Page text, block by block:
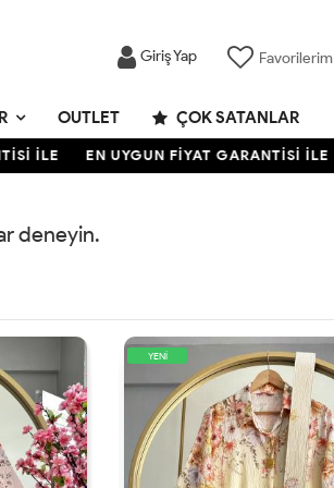
Giriş Yap Favorilerim
OUTLET ÇOK SATANLAR
İLE EN UYGUN FİYAT GARANTİSİ İLE
deneyin.